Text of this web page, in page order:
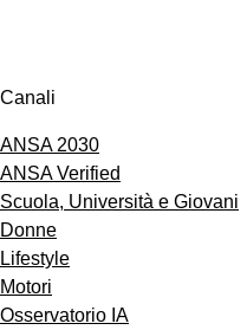
Canali
ANSA 2030
ANSA Verified
Scuola, Università e Giovani
Donne
Lifestyle
Motori
Osservatorio IA